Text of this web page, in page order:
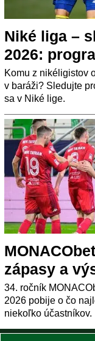
Niké liga –
2026:
Komu z nikéligistov
v baráži? Sledujte
sa v Niké lige.
zápasy a
34. ročník
2026 pobije o čo
niekoľko účastníkov.